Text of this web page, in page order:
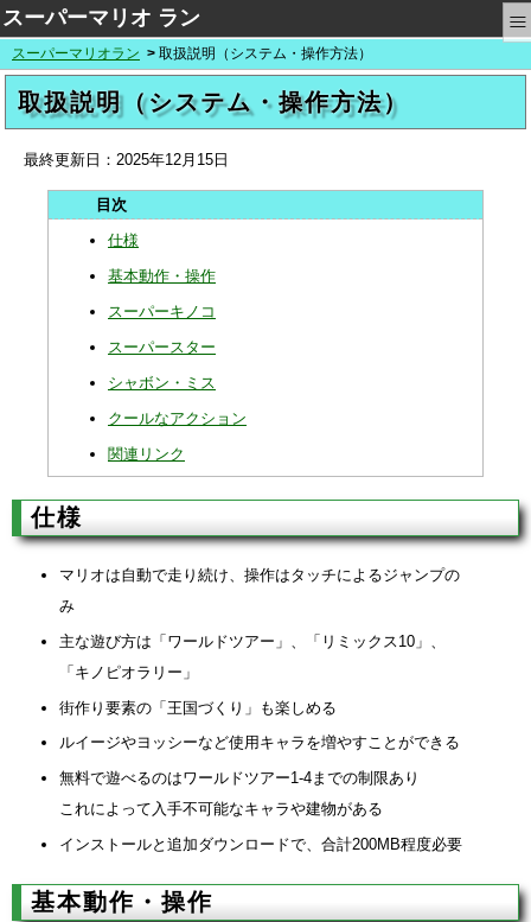
スーパーマリオ ラン ≡
スーパーマリオラン 取扱説明（システム・操作方法）
取扱説明（システム・操作方法）
最終更新日： 2025年12月15日
仕様
基本動作・操作
スーパーキノコ
スーパースター
シャボン・ミス
クールなアクション
関連リンク
仕様
マリオは自動で走り続け、操作はタッチによるジャンプの
み
主な遊び方は「ワールドツアー」、「リミックス10」、
「キノピオラリー」
街作り要素の「王国づくり」も楽しめる
ルイージやヨッシーなど使用キャラを増やすことができる
無料で遊べるのはワールドツアー1-4までの制限あり
これによって入手不可能なキャラや建物がある
インストールと追加ダウンロードで、合計200MB程度必要
基本動作・操作